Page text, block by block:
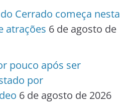
Cerrado começa nesta
atrações 6 de agosto de
pouco após ser
por
6 de agosto de 2026